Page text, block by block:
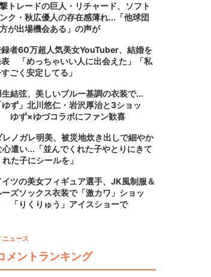
トレードの巨人・リチャード、ソフト
ク・秋広優人の存在感薄れ...「他球団
が出場機会ある」の声が
者60万超人気美女YouTuber、結婚を
「めっちゃいい人に出会えた」「私
ごく安定してる」
生結弦、美しいブルー基調の衣装で...
ゆず」北川悠仁・岩沢厚治と3ショッ
ゆず×ゆづコラボにファン歓喜
レノガレ明美、被災地炊き出しで細やか
心遣い...「並んでくれた子やとりにきて
れた子にシールを」
イツの美女フィギュア選手、JK風制服＆
ーズソックス衣装で「激カワ」ショッ
「りくりゅう」アイスショーで
ュース
メントランキング